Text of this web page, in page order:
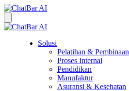
Solusi
Pelatihan & Pembinaan
Proses Internal
Pendidikan
Manufaktur
Asuransi & Kesehatan